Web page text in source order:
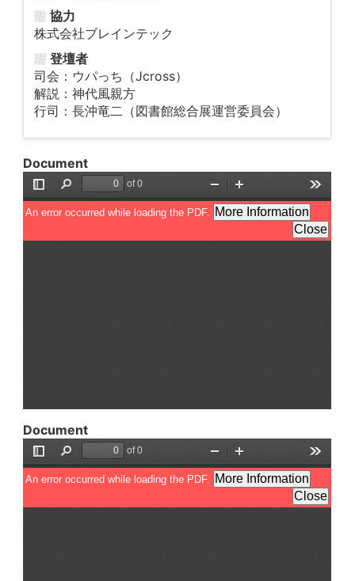
協力
株式会社ブレインテック
登壇者
司会：ウパっち（Jcross）
解説：神代風親方
行司：長沖竜二（図書館総合展運営委員会）
Document
Document